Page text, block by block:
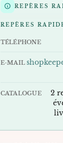
REPÈRES
REPÈRES
TÉLÉPHONE
E-MAIL
CATALOGUE
2